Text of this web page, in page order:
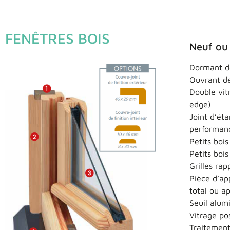
FENÊTRES BOIS Neuf
Dormant
Ouvrant
Double
edge)
Joint
Petits
Petits
Grilles
Pièce
total ou
Seuil
Vitrage